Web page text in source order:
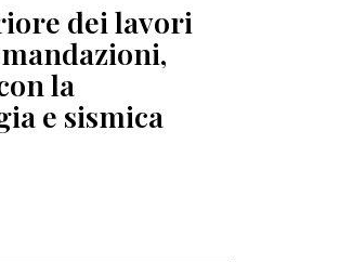
dei lavori
la
e sismica